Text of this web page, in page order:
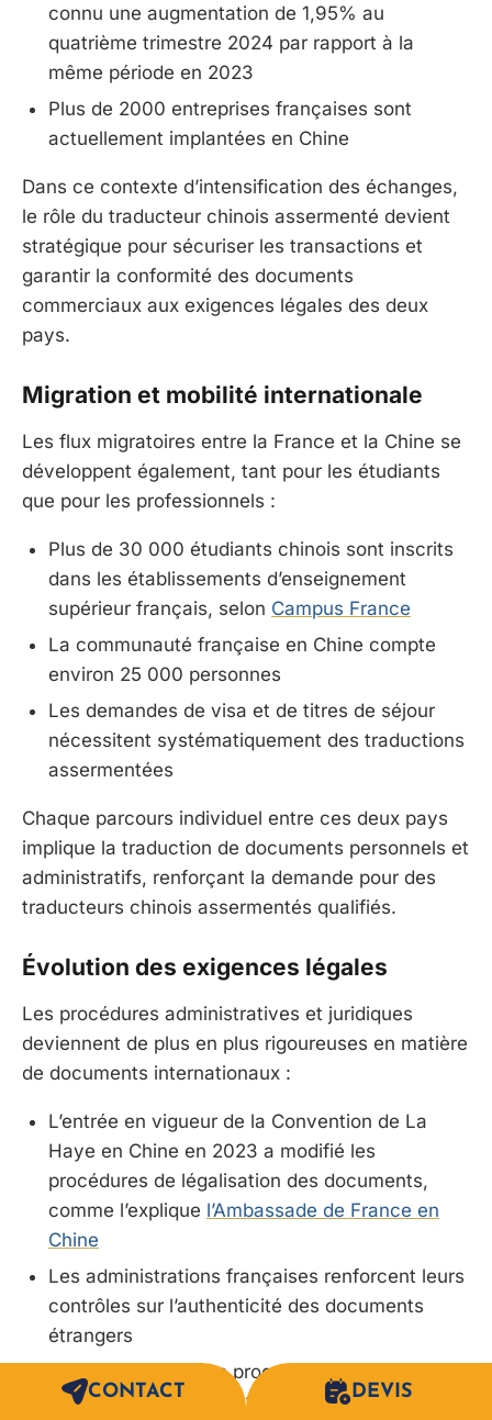
CONTACT DEVIS
connu une augmentation de 1,95% au
quatrième trimestre 2024 par rapport à la
même période en 2023
Plus de 2000 entreprises françaises sont
actuellement implantées en Chine
Dans ce contexte d’intensification des échanges,
le rôle du traducteur chinois assermenté devient
stratégique pour sécuriser les transactions et
garantir la conformité des documents
commerciaux aux exigences légales des deux
pays.
Migration et mobilité internationale
Les flux migratoires entre la France et la Chine se
développent également, tant pour les étudiants
que pour les professionnels :
Plus de 30 000 étudiants chinois sont inscrits
dans les établissements d’enseignement
supérieur français, selon Campus France
La communauté française en Chine compte
environ 25 000 personnes
Les demandes de visa et de titres de séjour
nécessitent systématiquement des traductions
assermentées
Chaque parcours individuel entre ces deux pays
implique la traduction de documents personnels et
administratifs, renforçant la demande pour des
traducteurs chinois assermentés qualifiés.
Évolution des exigences légales
Les procédures administratives et juridiques
deviennent de plus en plus rigoureuses en matière
de documents internationaux :
L’entrée en vigueur de la Convention de La
Haye en Chine en 2023 a modifié les
procédures de légalisation des documents,
comme l’explique l’Ambassade de France en
Chine
Les administrations françaises renforcent leurs
contrôles sur l’authenticité des documents
étrangers
La dématérialisation progressive des
procédures administratives transforme le